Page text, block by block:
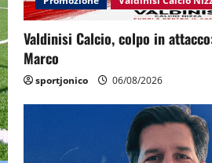
Valdinisi Calcio, colpo in
Marco
sportjonico 06/08/2026